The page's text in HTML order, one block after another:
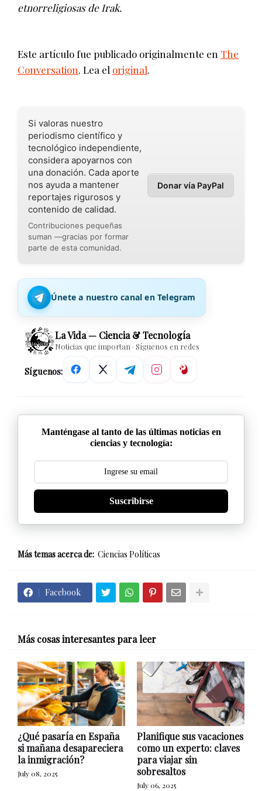
etnorreligiosas de Irak.
Este artículo fue publicado originalmente en The
Conversation. Lea el original.
Si valoras nuestro
periodismo científico y
tecnológico independiente,
considera apoyarnos con
una donación. Cada aporte
nos ayuda a mantener
reportajes rigurosos y
contenido de calidad.
Contribuciones pequeñas
suman —gracias por formar
parte de esta comunidad.
Donar vía PayPal
Únete a nuestro canal en Telegram
La Vida — Ciencia & Tecnología
Noticias que importan · Síguenos en redes
Síguenos:
Manténgase al tanto de las últimas noticias en
ciencias y tecnología:
Suscribirse
Más temas acerca de: Ciencias Políticas
Facebook
Más cosas interesantes para leer
¿Qué pasaría en España
si mañana desapareciera
la inmigración?
July 08, 2025
Planifique sus vacaciones
como un experto: claves
para viajar sin
sobresaltos
July 06, 2025